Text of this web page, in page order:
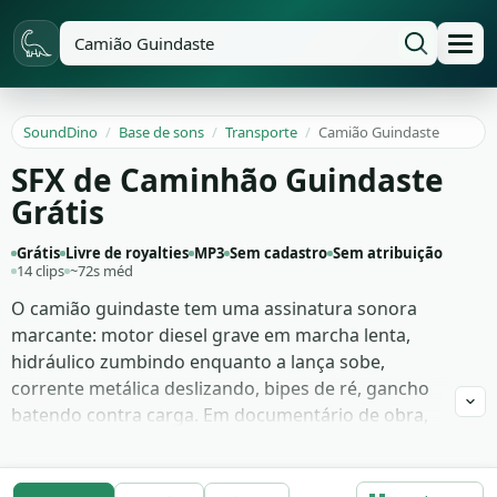
SoundDino / Base de sons / Transporte / Camião Guindaste
SFX de Caminhão Guindaste
Grátis
Grátis Livre de royalties MP3 Sem cadastro Sem atribuição
14 clips ~72s méd
O camião guindaste tem uma assinatura sonora
marcante: motor diesel grave em marcha lenta,
hidráulico zumbindo enquanto a lança sobe,
corrente metálica deslizando, bipes de ré, gancho
batendo contra carga. Em documentário de obra,
catástrofe ou abertura de canal sobre logística